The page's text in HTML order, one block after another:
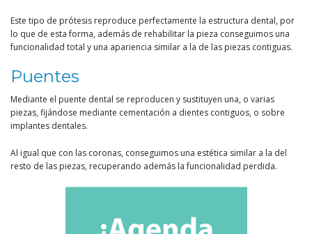
Este tipo de prótesis reproduce perfectamente la estructura dental, por
lo que de esta forma, además de rehabilitar la pieza conseguimos una
funcionalidad total y una apariencia similar a la de las piezas contiguas.
Puentes
Mediante el puente dental se reproducen y sustituyen una, o varias
piezas, fijándose mediante cementación a dientes contiguos, o sobre
implantes dentales.
Al igual que con las coronas, conseguimos una estética similar a la del
resto de las piezas, recuperando además la funcionalidad perdida.